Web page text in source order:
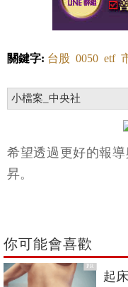
關鍵字: 台股 0050 etf
小檔案_中央社
希望透過更好的報
昇。
你可能會喜歡
PR
起